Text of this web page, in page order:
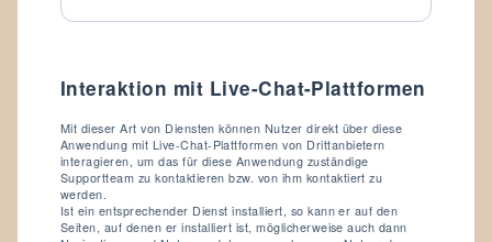
Daten:
Interaktion mit Live-Chat-Plattformen
Mit dieser Art von Diensten können Nutzer direkt über diese
Anwendung mit Live-Chat-Plattformen von Drittanbietern
interagieren, um das für diese Anwendung zuständige
Supportteam zu kontaktieren bzw. von ihm kontaktiert zu
werden.
Ist ein entsprechender Dienst installiert, so kann er auf den
Seiten, auf denen er installiert ist, möglicherweise auch dann